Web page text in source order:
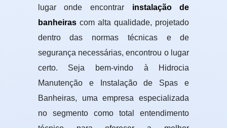
lugar onde encontrar instalação de
banheirascom alta qualidade, projetado
dentro das normas técnicas e de
segurança necessárias, encontrou o lugar
certo. Seja bem-vindo à Hidrocia
Manutenção e Instalação de Spas e
Banheiras, uma empresa especializada
no segmento como total entendimento